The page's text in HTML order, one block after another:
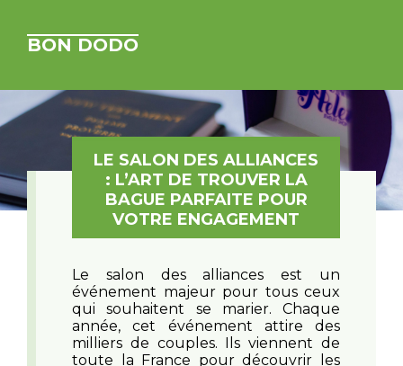
BON DODO
LE SALON DES ALLIANCES
: L’ART DE TROUVER LA
BAGUE PARFAITE POUR
VOTRE ENGAGEMENT
Le salon des alliances est un
événement majeur pour tous ceux
qui souhaitent se marier. Chaque
année, cet événement attire des
milliers de couples. Ils viennent de
toute la France pour découvrir les